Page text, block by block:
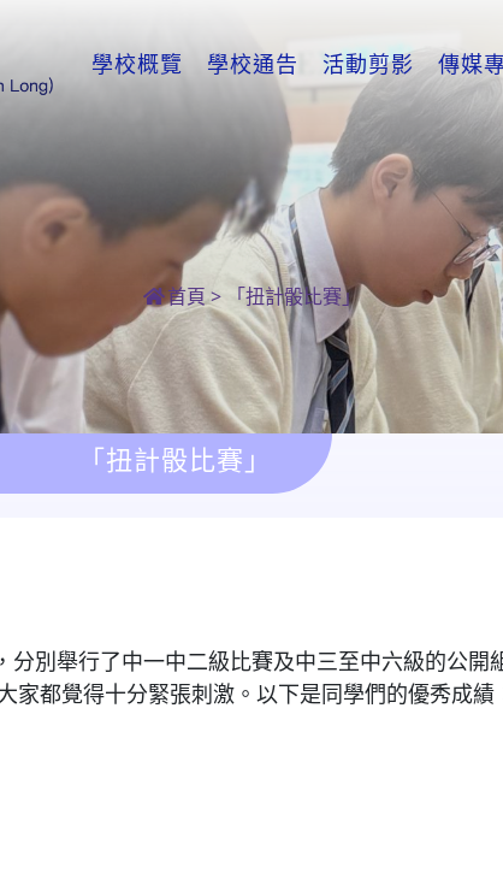
學校概覽 學校通告 活動剪影 傳媒
首頁 > 「扭計骰比賽」
「扭計骰比賽」
分別舉行了中一中二級比賽及中三至中六級的公
家都覺得十分緊張刺激。以下是同學們的優秀成績